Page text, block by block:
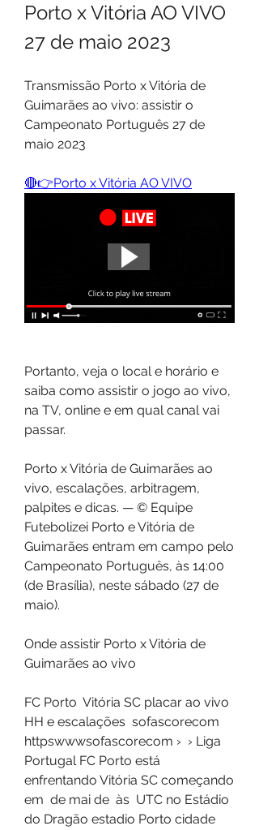
Porto x Vitória AO VIVO
27 de maio 2023
Transmissão Porto x Vitória de
Guimarães ao vivo: assistir o
Campeonato Português 27 de
maio 2023
🔴👉Porto x Vitória AO VIVO
Portanto, veja o local e horário e
saiba como assistir o jogo ao vivo,
na TV, online e em qual canal vai
passar.
Porto x Vitória de Guimarães ao
vivo, escalações, arbitragem,
palpites e dicas. — © Equipe
Futebolizei Porto e Vitória de
Guimarães entram em campo pelo
Campeonato Português, às 14:00
(de Brasília), neste sábado (27 de
maio).
Onde assistir Porto x Vitória de
Guimarães ao vivo
FC Porto  Vitória SC placar ao vivo
HH e escalações  sofascorecom
httpswwwsofascorecom ›  › Liga
Portugal FC Porto está
enfrentando Vitória SC começando
em  de mai de  às  UTC no Estádio
do Dragão estadio Porto cidade